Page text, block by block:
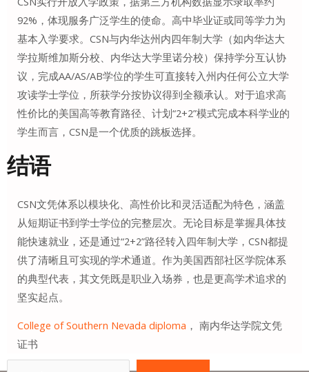
92%，体现服务广泛学生的使命。高中毕业证或同等学力为
基本入学要求。CSN与内华达州内四年制大学（如内华达大
学拉斯维加斯分校、内华达大学里诺分校）保持学分互认协
议，完成AA/AS/AB学位的学生可直接转入州内任何公立大学
攻读学士学位，所获学分按协议得到全额承认 。对于追求高
性价比的美国高等教育路径、计划“2+2”模式完成本科学业的
学生而言，CSN是一个优质的跳板选择。
结语
CSN文凭体系以模块化、高性价比和灵活适配为特色，涵盖
从短期证书到学士学位的完整层次。无论目标是掌握具体技
能快速就业，还是通过“2+2”路径转入四年制大学，CSN都提
供了清晰且可实现的学术通道。作为美国西部社区学院体系
的典型代表，其文凭既是职业入场券，也是更高学术追求的
坚实起点。
College of Southern Nevada diploma ， 南内华达学院文凭
证书